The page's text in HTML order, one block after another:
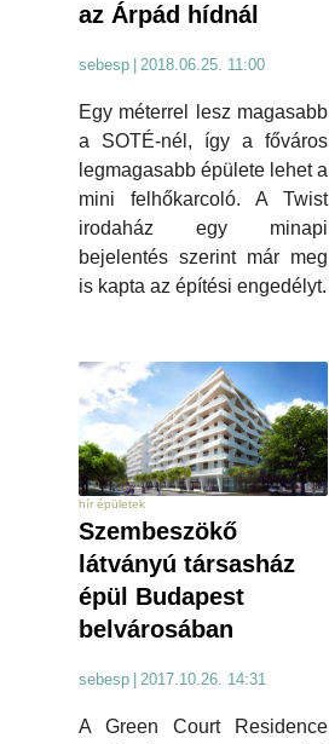
az Árpád hídnál
sebesp | 2018.06.25. 11:00
Egy méterrel lesz magasabb
a SOTÉ-nél, így a főváros
legmagasabb épülete lehet a
mini felhőkarcoló. A Twist
irodaház egy minapi
bejelentés szerint már meg
is kapta az építési engedélyt.
hír épületek
Szembeszökő
látványú társasház
épül Budapest
belvárosában
sebesp 2017.10.26. 14:31
A Green Court Residence